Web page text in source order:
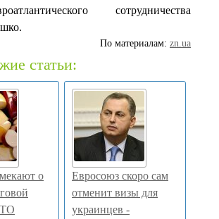
сотрудничества
По материалам: zn.ua
статьи:
о
Евросоюз скоро сам
отменит визы для
украинцев -